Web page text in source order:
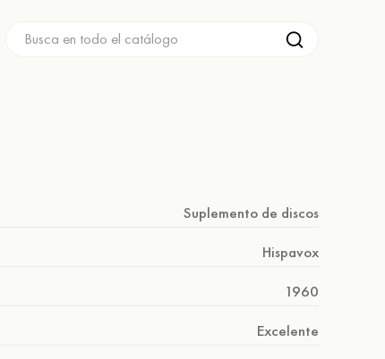
Suplemento de discos
Hispavox
1960
Excelente